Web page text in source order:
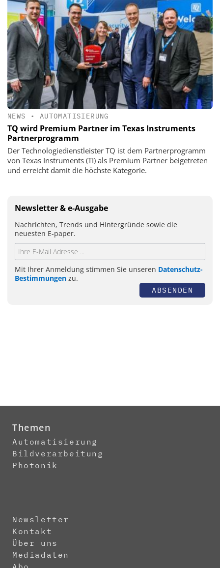
NEWS • AUTOMATISIERUNG
TQ wird Premium Partner im Texas Instruments
Partnerprogramm
Der Technologiedienstleister TQ ist dem Partnerprogramm
von Texas Instruments (TI) als Premium Partner beigetreten
und erreicht damit die höchste Kategorie.
Newsletter & e-Ausgabe
Nachrichten, Trends und Hintergründe sowie die
neuesten E-paper.
Mit Ihrer Anmeldung stimmen Sie unseren Datenschutz-
Bestimmungen zu.
ABSENDEN
Themen
Automatisierung
Bildverarbeitung
Photonik
Newsletter
Kontakt
Über uns
Mediadaten